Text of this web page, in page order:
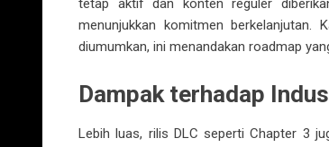
tetap aktif dan konten reguler
menunjukkan komitmen
diumumkan, ini menandakan roadmap
Dampak terhadap
Lebih luas, rilis DLC seperti Chapter 3